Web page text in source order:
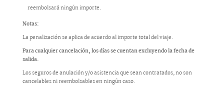
reembolsará ningún importe.
Notas:
La penalización se aplica de acuerdo al importe total del viaje.
Para cualquier cancelación, los días se cuentan excluyendo la fecha de
salida.
Los seguros de anulación y/o asistencia que sean contratados, no son
cancelables ni reembolsables en ningún caso.